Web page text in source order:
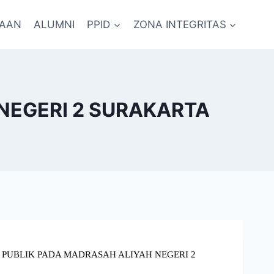
ALUMNI PPID ZONA INTEGRITAS
2 SURAKARTA
PADA MADRASAH ALIYAH NEGERI 2